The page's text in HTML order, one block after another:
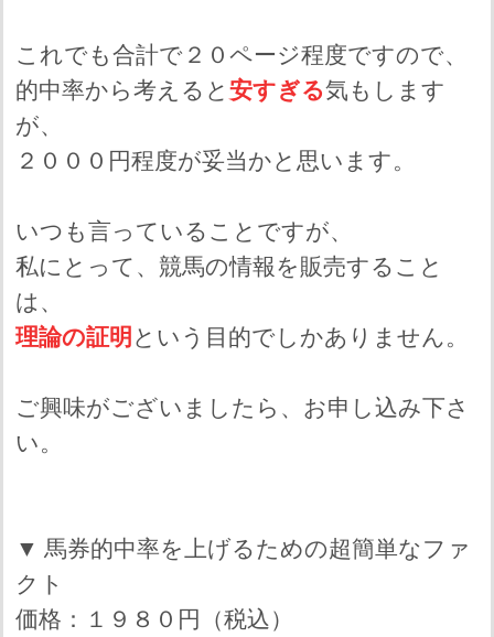
これでも合計で２０ページ程度ですので、
的中率から考えると 安すぎる気もします
が、
２０００円程度が妥当かと思います。
いつも言っていることですが、
私にとって、競馬の情報を販売すること
は、
理論の証明 という目的でしかありません。
ご興味がございましたら、お申し込み下さ
い。
▼ 馬券的中率を上げるための超簡単なファ
クト
価格：１９８０円（税込）